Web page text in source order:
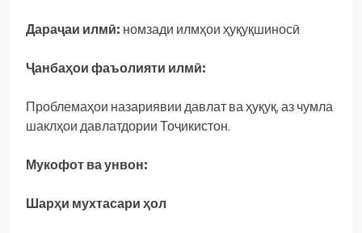
Дараҷаи илмӣ: номзади илмҳои ҳуқуқшиносӣ
Ҷанбаҳои фаъолияти илмӣ:
Проблемаҳои назариявии давлат ва ҳуқуқ, аз чумла
шаклҳои давлатдории Тоҷикистон.
Мукофот ваунвон:
Шарҳи мухтасари ҳол